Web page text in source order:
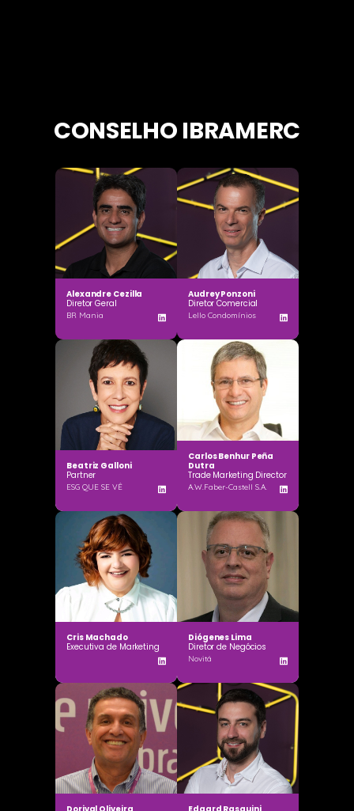
CONSELHO IBRAMERC
Alexandre Cezilla
Diretor Geral
BR Mania
Audrey Ponzoni
Diretor Comercial
Lello Condomínios
Beatriz Galloni
Partner
ESG QUE SE VÊ
Carlos Benhur Peña
Dutra
Trade Marketing Director
A.W.Faber-Castell S.A.
Cris Machado
Executiva de Marketing
Diógenes Lima
Diretor de Negócios
Novitá